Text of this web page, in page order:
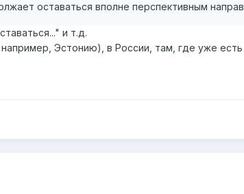
оставаться вполне перспективным
и т.д.
Эстонию), в России, там, где уже есть